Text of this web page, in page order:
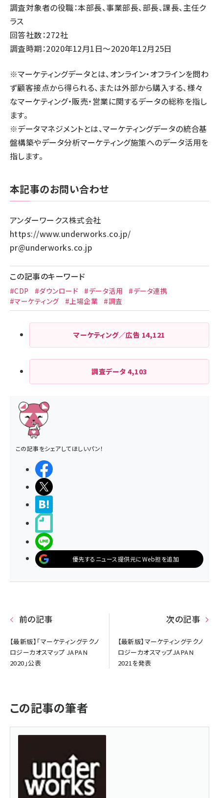
調査対象者の役職：本部長、事業部長、部長、課長、主任ク
ラス
回答社数：272社
調査時期：2020年12月1日～2020年12月25日
※マーケティングデータとは、オンライン・オフラインを問わ
ず顧客接点から得られる、または外部から購入する、様々
なマーケティング・販売・営業に関するデータの総称を指し
ます。
※データマネジメントとは、マーケティングデータの統合基
盤構築やデータ分析マーケティング施策へのデータ活用を
指します。
本記事のお問い合わせ
アンダーワークス株式会社
https://www.underworks.co.jp/
pr@underworks.co.jp
この記事のキーワード
#CDP #ダウンロード #データ活用
#データ連携
#マーケティング
#上場企業 #調査
マーケティング／広告 14,121
調査データ4,103
この記事をシェアしてほしいパン！
優先するニュース提供元にWeb担を追加
前の記事
【最新版】「マーケティングテクノ
ロジーカオスマップ JAPAN
2020」公表
次の記事
【最新版】マーケティングテクノ
ロジーカオスマップJAPAN
2021を発表
この記事の筆者